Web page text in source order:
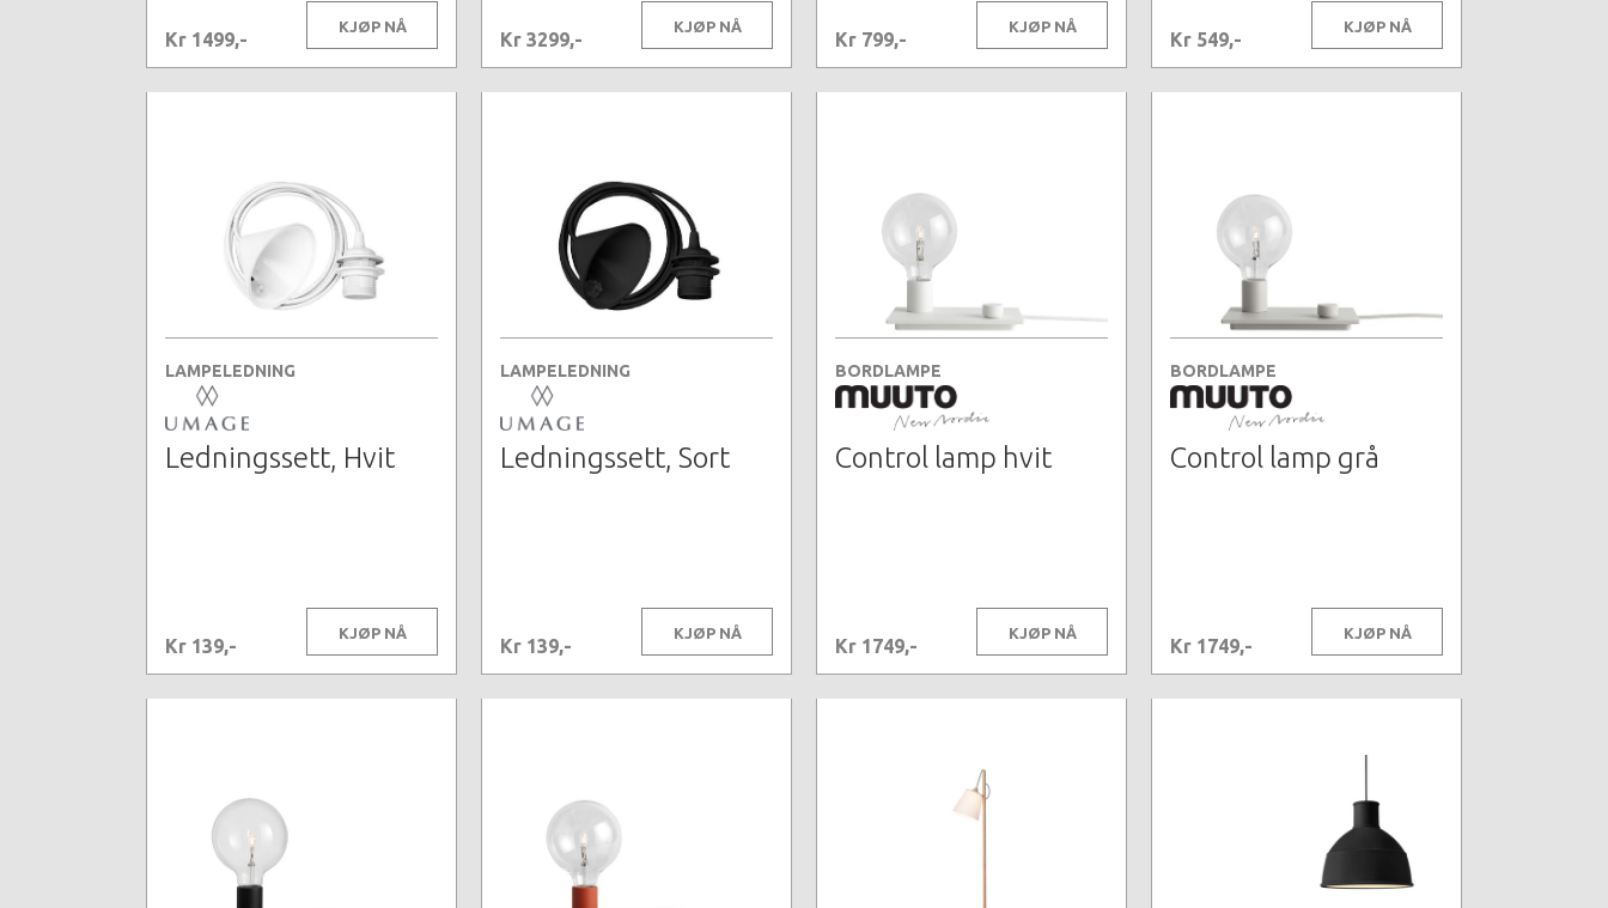
Kr 1499,-
KJØP NÅ
Kr 3299,-
KJØP NÅ
Kr 799,-
KJØP NÅ
Kr 549,-
KJØP NÅ
LAMPELEDNING
Ledningssett, Hvit
Kr 139,-
KJØP NÅ
LAMPELEDNING
Ledningssett, Sort
Kr 139,-
KJØP NÅ
BORDLAMPE
Control lamp hvit
Kr 1749,-
KJØP NÅ
BORDLAMPE
Control lamp grå
Kr 1749,-
KJØP NÅ